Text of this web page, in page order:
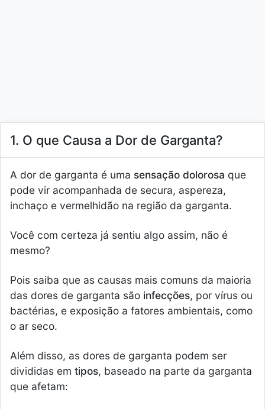
1. O que Causa a Dor de Garganta?
A dor de garganta é uma sensação dolorosa que
pode vir acompanhada de secura, aspereza,
inchaço e vermelhidão na região da garganta.
Você com certeza já sentiu algo assim, não é
mesmo?
Pois saiba que as causas mais comuns da maioria
das dores de garganta são infecções, por vírus ou
bactérias, e exposição a fatores ambientais, como
o ar seco.
Além disso, as dores de garganta podem ser
divididas em tipos, baseado na parte da garganta
que afetam: